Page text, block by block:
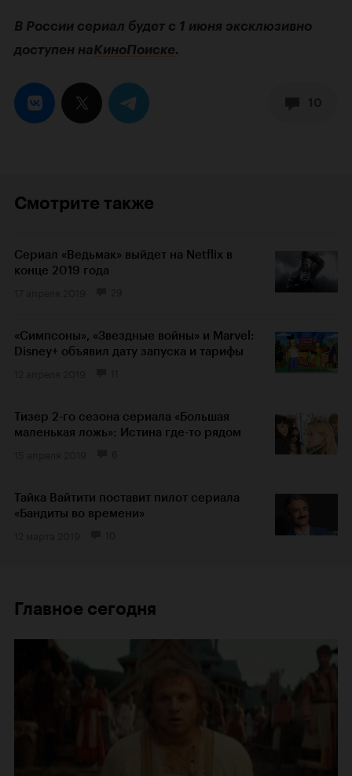
В России сериал будет с 1 июня эксклюзивно
доступен наКиноПоиске.
Смотрите также
Сериал «Ведьмак» выйдет на Netflix в
конце 2019 года
«Симпсоны», «Звездные войны» и Marvel:
Disney+ объявил дату запуска и тарифы
Тизер 2-го сезона сериала «Большая
маленькая ложь»: Истина где-то рядом
Тайка Вайтити поставит пилот сериала
«Бандиты во времени»
Главное сегодня